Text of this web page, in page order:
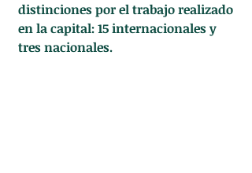
distinciones por el trabajo realizado
en la capital: 15 internacionales y
tres nacionales.